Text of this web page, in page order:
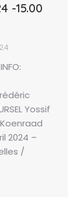
-15.00
Yossif
Koenraad
2024 –
/